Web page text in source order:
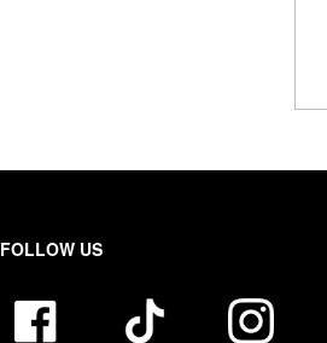
FOLLOW US